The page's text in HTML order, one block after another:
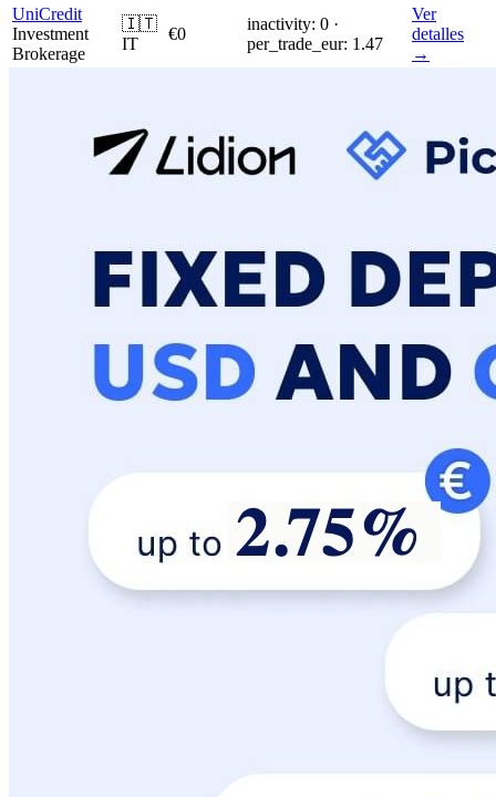
UniCredit
Investment
Brokerage
🇮🇹
IT
€0
inactivity: 0 ·
per_trade_eur: 1.47
Ver
detalles
→